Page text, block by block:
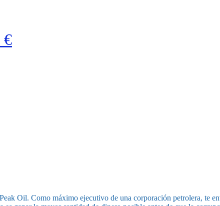
€El
Oil. Como máximo ejecutivo de una corporación petrolera, te